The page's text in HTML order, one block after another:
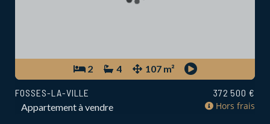
2 4 107 m²
FOSSES-LA-VILLE
Appartement à vendre
372 500 €
Hors frais